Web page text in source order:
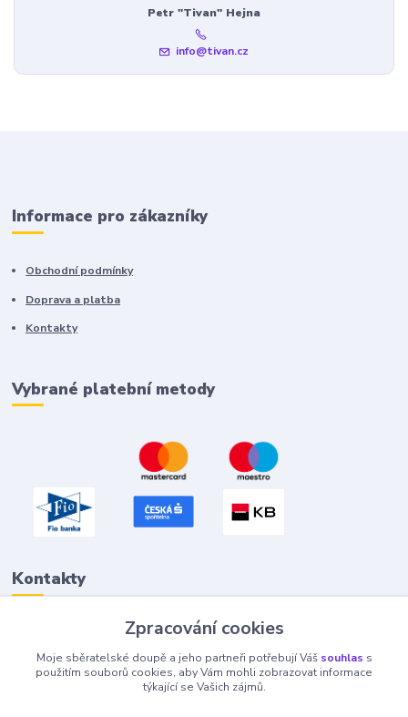
Petr "Tivan" Hejna
info@tivan.cz
Informace pro zákazníky
Obchodní podmínky
Doprava a platba
Kontakty
Vybrané platební metody
Kontakty
info@tivan.cz
Zpracování cookies
Moje sběratelské doupě a jeho partneři potřebují Váš souhlas s
použitím souborů cookies, aby Vám mohli zobrazovat informace
týkající se Vašich zájmů.